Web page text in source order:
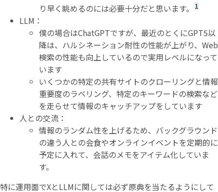
り早く眺めるのには必要十分だと思います。
1
LLM：
僕の場合はChatGPTですが、最近のとくにGPT5以
降は、ハルシネーション耐性の性能が上がり、Web
検索の性能も向上しているので実用レベルになって
います
いくつかの特定の共有サイトのクローリングと情報
重要度のラベリング、特定のキーワードの検索など
を走らせて情報のキャッチアップをしています
人との交流：
情報のランダム性を上げるため、バックグラウンド
の違う人との会食やオンラインイベントを定期的に
予定に入れて、会話のメモをアイテム化していま
す。
特に運用面でXとLLMに関しては必ず原典を当たるようにして